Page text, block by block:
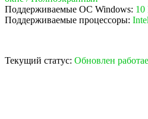
Поддерживаемые ОС W indows : 10
Поддерживаемые процессоры:
Текущий статус: Обновлен